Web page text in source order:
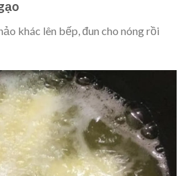
khác lên bếp, đun cho nóng rồi